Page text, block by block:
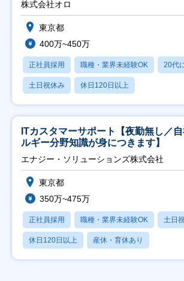
株式会社オロ
東京都
400万~450万
正社員採用 職種・業界未経験OK 20代
土日祝休み 休日120日以上
ITカスタマーサポート【夜勤無し／
ルギー分野知識が身につきます】
エナジー・ソリューションズ株式会社
東京都
350万~475万
正社員採用 職種・業界未経験OK 土日
休日120日以上 産休・育休あり